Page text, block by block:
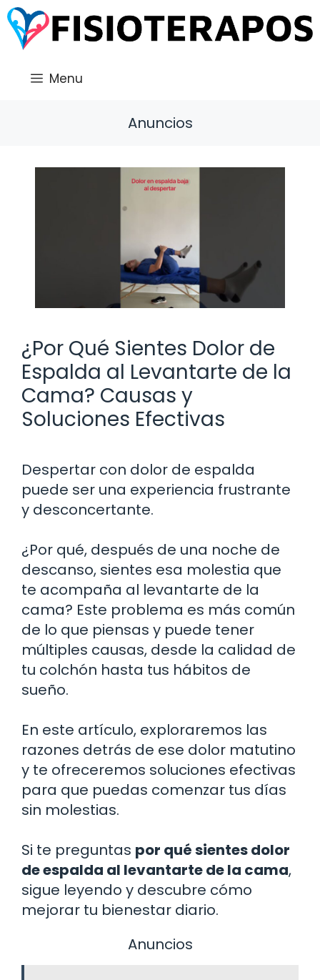
Saltar
al
contenido
Menu
Anuncios
¿Por Qué Sientes Dolor de
Espalda al Levantarte de la
Cama? Causas y
Soluciones Efectivas
Despertar con dolor de espalda
puede ser una experiencia frustrante
y desconcertante.
¿Por qué, después de una noche de
descanso, sientes esa molestia que
te acompaña al levantarte de la
cama? Este problema es más común
de lo que piensas y puede tener
múltiples causas, desde la calidad de
tu colchón hasta tus hábitos de
sueño.
En este artículo, exploraremos las
razones detrás de ese dolor matutino
y te ofreceremos soluciones efectivas
para que puedas comenzar tus días
sin molestias.
Si te preguntas por qué sientes dolor
de espalda al levantarte de la cama,
sigue leyendo y descubre cómo
mejorar tu bienestar diario.
Anuncios